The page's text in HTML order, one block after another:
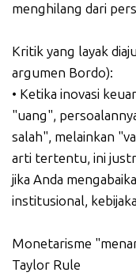
menghilang dari
Kritik yang layak
argumen Bordo):
• Ketika inovasi
"uang",
salah", melainkan
arti tertentu, ini
jika Anda
institusional,
Monetarisme
Taylor Rule